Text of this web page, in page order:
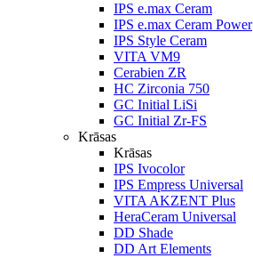
IPS e.max Ceram
IPS e.max Ceram Power
IPS Style Ceram
VITA VM9
Cerabien ZR
HC Zirconia 750
GC Initial LiSi
GC Initial Zr-FS
Krāsas
Krāsas
IPS Ivocolor
IPS Empress Universal
VITA AKZENT Plus
HeraCeram Universal
DD Shade
DD Art Elements